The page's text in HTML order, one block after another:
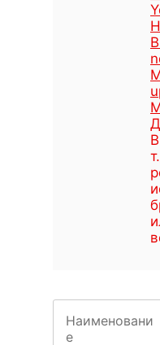
Наименовани
е